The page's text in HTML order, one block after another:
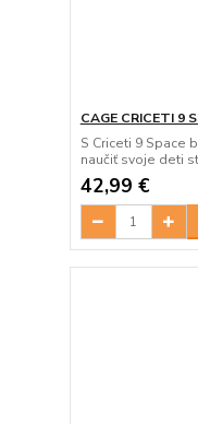
CAGE CRICETI 9
S Criceti 9 Space
naučiť svoje deti
42,99 €